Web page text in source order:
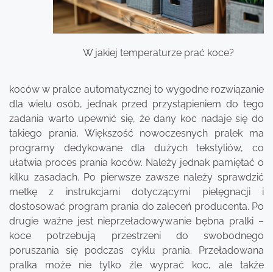
W jakiej temperaturze prać koce?
koców w pralce automatycznej to wygodne rozwiązanie
dla wielu osób, jednak przed przystąpieniem do tego
zadania warto upewnić się, że dany koc nadaje się do
takiego prania. Większość nowoczesnych pralek ma
programy dedykowane dla dużych tekstyliów, co
ułatwia proces prania koców. Należy jednak pamiętać o
kilku zasadach. Po pierwsze zawsze należy sprawdzić
metkę z instrukcjami dotyczącymi pielęgnacji i
dostosować program prania do zaleceń producenta. Po
drugie ważne jest nieprzeładowywanie bębna pralki –
koce potrzebują przestrzeni do swobodnego
poruszania się podczas cyklu prania. Przeładowana
pralka może nie tylko źle wyprać koc, ale także